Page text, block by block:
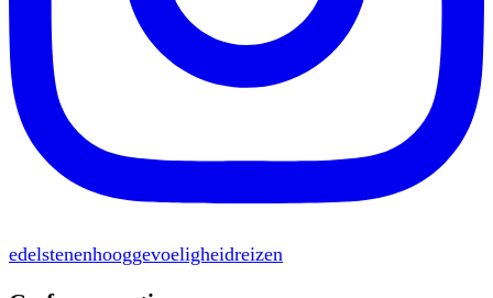
edelstenenhooggevoeligheidreizen